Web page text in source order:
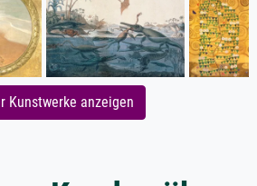
Kunstwerke anzeigen